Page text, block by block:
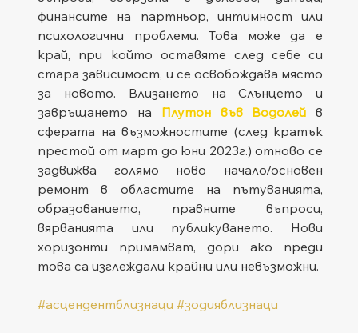
финансите на партньор, интимност или
психологични проблеми. Това може да е
край, при който оставяте след себе си
стара зависимост, и се освобождава място
за новото. Влизането на Слънцето и
завръщането на Плутон във Водолей в
сферата на възможностите (след кратък
престой от март до юни 2023г.) отново се
задвижва голямо ново начало/основен
ремонт в областите на пътуванията,
образованието, правните въпроси,
вярванията или публикуването. Нови
хоризонти примамват, дори ако преди
това са изглеждали крайни или невъзможни.
#асцендентблизнаци #зодияблизнаци